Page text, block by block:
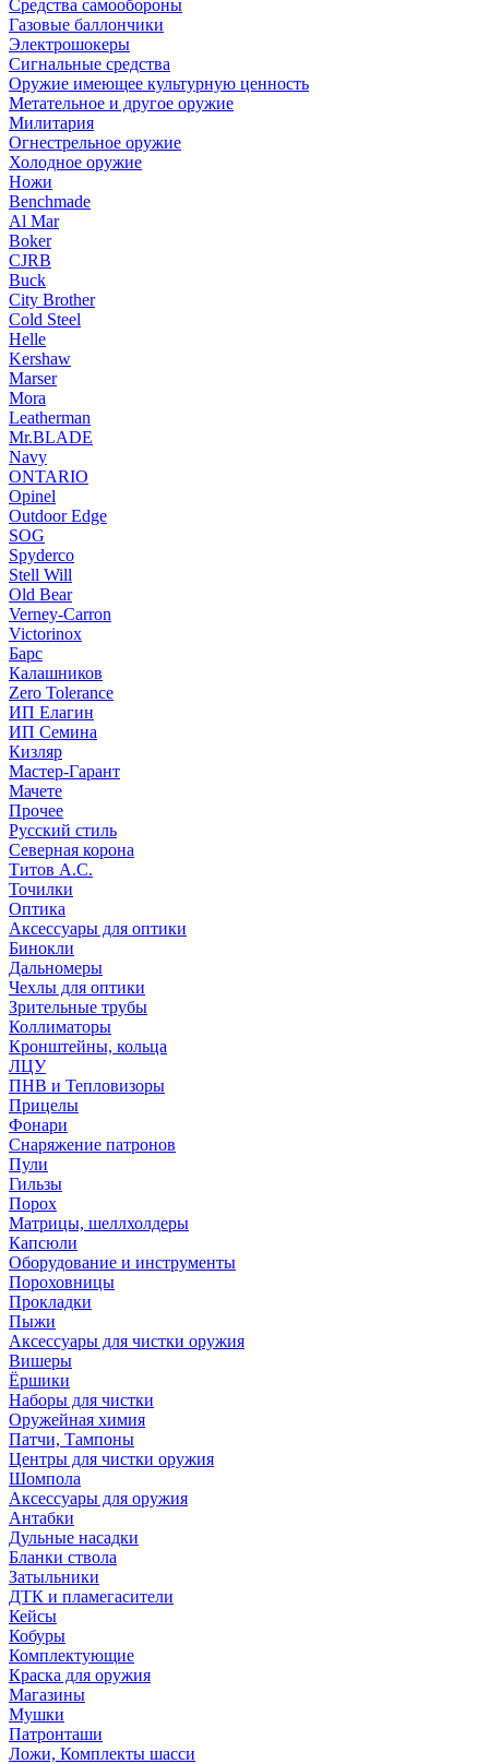
Средства самообороны
Газовые баллончики
Электрошокеры
Сигнальные средства
Оружие имеющее культурную ценность
Метательное и другое оружие
Милитария
Огнестрельное оружие
Холодное оружие
Ножи
Benchmade
Al Mar
Boker
CJRB
Buck
City Brother
Cold Steel
Helle
Kershaw
Marser
Mora
Leatherman
Mr.BLADE
Navy
ONTARIO
Opinel
Outdoor Edge
SOG
Spyderco
Stell Will
Old Bear
Verney-Carron
Victorinox
Барс
Калашников
Zero Tolerance
ИП Елагин
ИП Семина
Кизляр
Мастер-Гарант
Мачете
Прочее
Русский стиль
Северная корона
Титов А.С.
Точилки
Оптика
Аксессуары для оптики
Бинокли
Дальномеры
Чехлы для оптики
Зрительные трубы
Коллиматоры
Кронштейны, кольца
ЛЦУ
ПНВ и Тепловизоры
Прицелы
Фонари
Снаряжение патронов
Пули
Гильзы
Порох
Матрицы, шеллхолдеры
Капсюли
Оборудование и инструменты
Пороховницы
Прокладки
Пыжи
Аксессуары для чистки оружия
Вишеры
Ёршики
Наборы для чистки
Оружейная химия
Патчи, Тампоны
Центры для чистки оружия
Шомпола
Аксессуары для оружия
Антабки
Дульные насадки
Бланки ствола
Затыльники
ДТК и пламегасители
Кейсы
Кобуры
Комплектующие
Краска для оружия
Магазины
Мушки
Патронташи
Ложи, Комплекты шасси